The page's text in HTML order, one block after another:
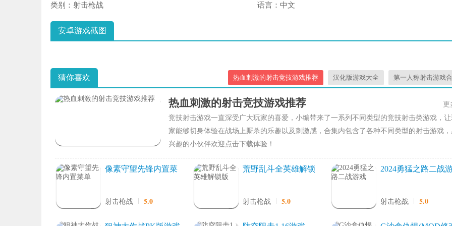
类别： 射击枪战 语言： 中文
安卓游戏截图
猜你喜欢 热血刺激的射击竞技游戏推荐 汉化版游戏大全 第一人称射击游戏
热血刺激的射击竞技游戏推荐
更
竞技射击游戏一直深受广大玩家的喜爱，小编带来了一系列不同类型的竞技射击类游戏，
家能够切身体验在战场上厮杀的乐趣以及刺激感，合集内包含了各种不同类型的射击游戏
兴趣的小伙伴欢迎点击下载体验！
像素守望先锋内置菜
射击枪战 5.0
荒野乱斗全英雄解锁
射击枪战 5.0
2024勇猛之路二战
射击枪战 5.0